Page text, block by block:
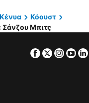
Κένυα
Κόουστ
Σάνζου Μπιτς
Facebook
Twitter